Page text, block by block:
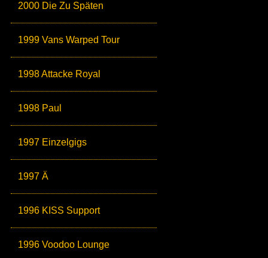
2000 Die Zu Späten
1999 Vans Warped Tour
1998 Attacke Royal
1998 Paul
1997 Einzelgigs
1997 Ä
1996 KISS Support
1996 Voodoo Lounge